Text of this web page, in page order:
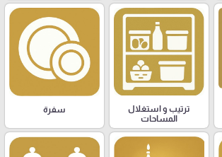
ترتيب و استغلال
المساحات
سفرة